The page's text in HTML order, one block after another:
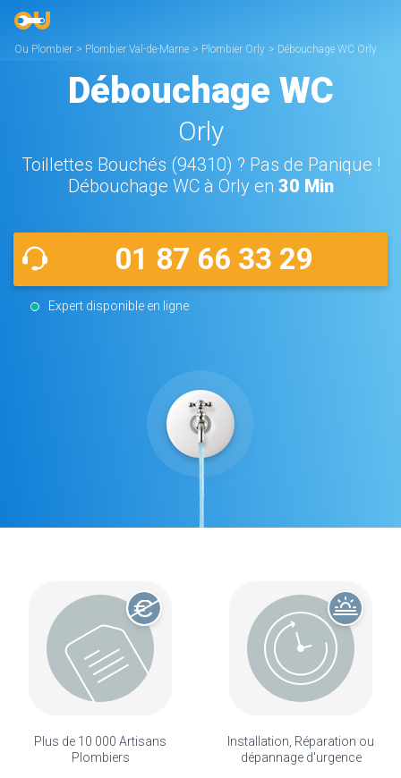
Ou Plombier > Plombier Val-de-Marne > Plombier Orly > Débouchage WC Orly
Débouchage WC
Orly
Toillettes Bouchés (94310) ? Pas de Panique !
Débouchage WC à Orly en 30 Min
01 87 66 33 29
Expert disponible en ligne
Plus de 10 000 Artisans
Plombiers
Installation, Réparation ou
dépannage d'urgence